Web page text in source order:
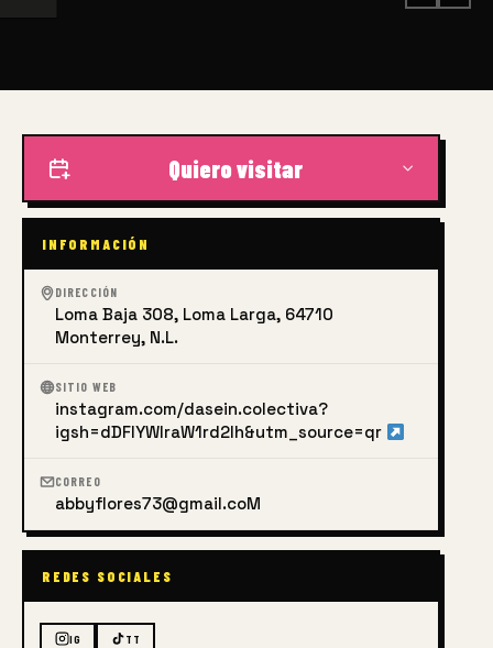
Quiero visitar
INFORMACIÓN
DIRECCIÓN
Loma Baja 308, Loma Larga, 64710
Monterrey, N.L.
SITIO WEB
instagram.com/dasein.colectiva?
igsh=dDFlYWlraW1rd2lh&utm_source=qr
CORREO
abbyflores73@gmail.coM
REDES SOCIALES
IG TT